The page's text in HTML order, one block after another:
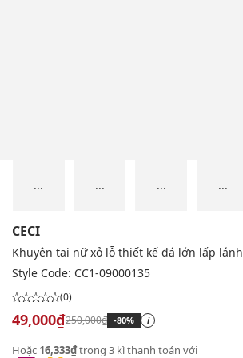
... ... ... ...
CECI
Khuyên tai nữ xỏ lỗ thiết kế đá lớn lấp lánh
Style Code: CC1-09000135
(0)
49,000₫250,000₫ -80% i
Hoặc 16,333₫trong 3 kì thanh toán với